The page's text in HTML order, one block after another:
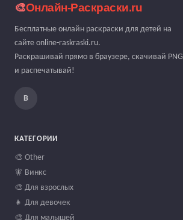
🎨Онлайн-Раскраски.ru
Бесплатные онлайн раскраски для детей на
сайте online-raskraski.ru.
Раскрашивай прямо в браузере, скачивай PNG
и распечатывай!
В
КАТЕГОРИИ
🎨 Other
🧚 Винкс
🎨 Для взрослых
👧 Для девочек
🎨 Для малышей